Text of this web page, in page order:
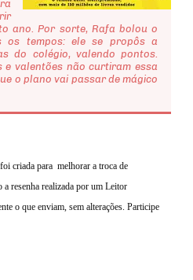
ano. Por sorte, Rafa bolou o
os tempos: ele se propôs a
do colégio, valendo pontos.
e valentões não curtiram essa
o plano vai passar de mágico
foi criada para melhorar a troca de
a resenha realizada por um Leitor
o que enviam, sem alterações. Participe